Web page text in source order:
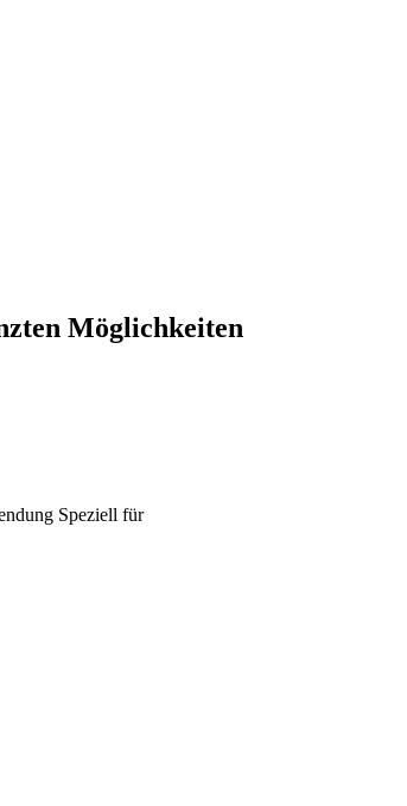
Möglichkeiten
Speziell für